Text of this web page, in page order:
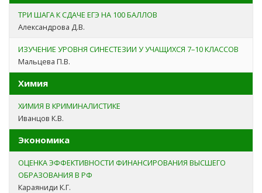
ТРИ ШАГА К СДАЧЕ ЕГЭ НА 100 БАЛЛОВ
Александрова Д.В.
ИЗУЧЕНИЕ УРОВНЯ СИНЕСТЕЗИИ У УЧАЩИХСЯ 7–10 КЛАССОВ
Мальцева П.В.
Химия
ХИМИЯ В КРИМИНАЛИСТИКЕ
Иванцов К.В.
Экономика
ОЦЕНКА ЭФФЕКТИВНОСТИ ФИНАНСИРОВАНИЯ ВЫСШЕГО
ОБРАЗОВАНИЯ В РФ
Караяниди К.Г.